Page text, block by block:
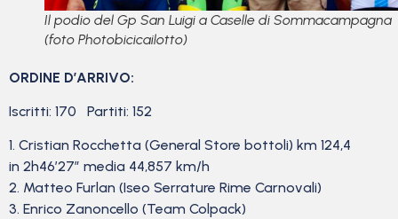
Il podio del Gp San Luigi a Caselle di Sommacampagna
(foto Photobicicailotto)
ORDINE D’ARRIVO:
Iscritti: 170 Partiti: 152
1. Cristian Rocchetta (General Store bottoli) km 124,4
in 2h46’27” media 44,857 km/h
2. Matteo Furlan (Iseo Serrature Rime Carnovali)
3. Enrico Zanoncello (Team Colpack)